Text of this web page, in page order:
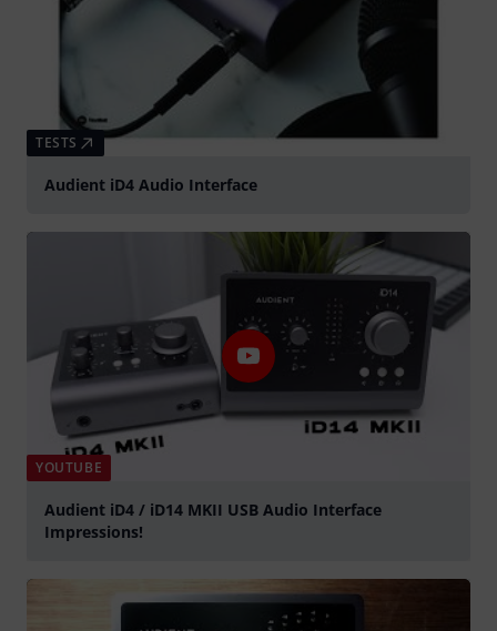
TESTS
Audient iD4 Audio Interface
YOUTUBE
Audient iD4 / iD14 MKII USB Audio Interface
Impressions!